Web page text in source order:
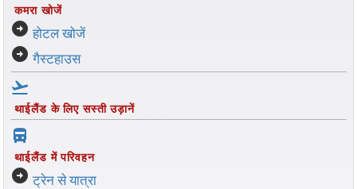
कमरा खोजें
arrow_circle_right होटल खोजें
arrow_circle_right गैस्टहाउस
flight_takeoff
थाईलैंड के लिए सस्ती उड़ानें
directions_bus_filled
थाईलैंड में परिवहन
arrow_circle_right ट्रेन से यात्रा